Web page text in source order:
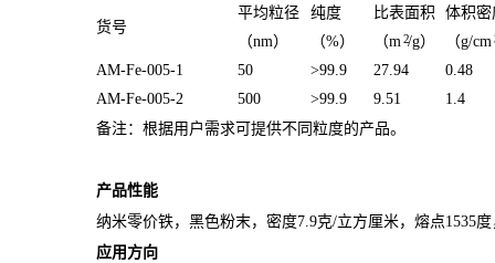
货号
平均粒径
（nm）
纯度
（%）
比表面积
（m
/g）
体积密
（g/cm
AM-Fe-005-1 50 >99.9 27.94
0.48
AM-Fe-005-2
500 >99.9 9.51
1.4
备注：根据用户需求可提供不同粒度的产品。
产品性能
纳米零价铁，黑色粉末，密度7.9克/立方厘米，熔点1535
应用方向